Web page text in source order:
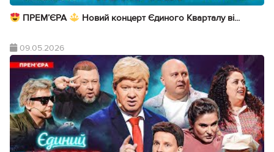
ПРЕМ’ЄРА Новий концерт Єдиного Кварталу ві...
09.05.2026